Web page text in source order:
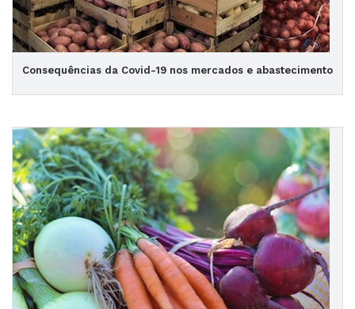
Consequências da Covid-19 nos mercados e abastecimento